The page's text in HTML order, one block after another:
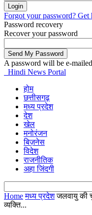
Forgot your password? Get
Password recovery
Recover your password
A password will be e-
Hindi News Portal
होम
छत्तीसगढ़
मध्य प्रदेश
देश
खेल
मनोरंजन
बिज़नेस
विदेश
राजनीतिक
अहा जिंदगी
Home मध्य प्रदेश जलवायु की
व्यक्ति...